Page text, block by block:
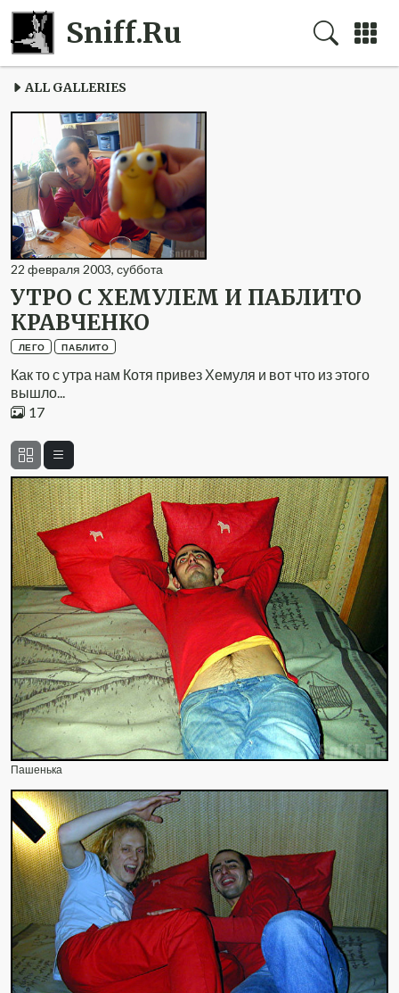
Sniff.Ru
ALL GALLERIES
22 февраля 2003, суббота
УТРО С ХЕМУЛЕМ И ПАБЛИТО
КРАВЧЕНКО
ЛЕГО ПАБЛИТО
Как то с утра нам Котя привез Хемуля и вот что из этого
вышло...
17
Пашенька